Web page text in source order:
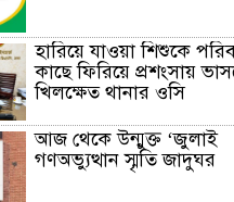
হারিয়ে যাওয়া শিশুকে
কাছে ফিরিয়ে প্রশংসায়
খিলক্ষেত থানার ওসি
আজ থেকে উন্মুক্ত ‘জুলাই
গণঅভ্যুত্থান স্মৃতি জাদুঘর